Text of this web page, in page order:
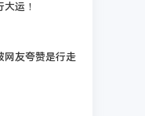
运！
网友夸赞是行走